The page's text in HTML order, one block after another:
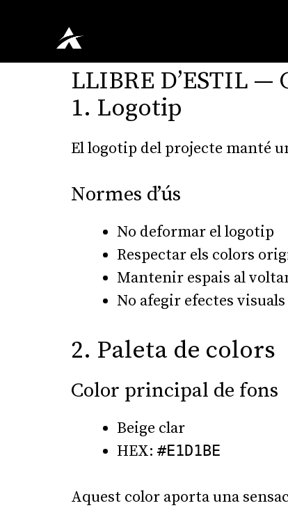
LLIBRE D’ESTIL —
1. Logotip
El logotip del projecte manté
Normes d’ús
No deformar el logotip
Respectar els colors
Mantenir espais al
No afegir efectes
2. Paleta de colors
Color principal de fons
Beige clar
HEX: #E1D1BE
Aquest color aporta una